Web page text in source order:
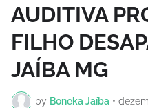
AUDITIVA
FILHO
JAÍBA MG
by Boneka Jaíba •